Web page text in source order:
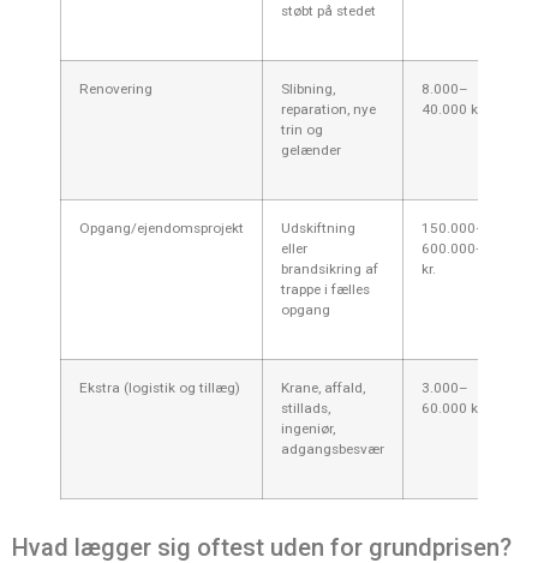
støbt på stedet
Renovering
Slibning,
reparation, nye
trin og
gelænder
8.000–
40.000 kr.
Opgang/ejendomsprojekt
Udskiftning
eller
brandsikring af
trappe i fælles
opgang
150.000–
600.000+
kr.
Ekstra (logistik og tillæg)
Krane, affald,
stillads,
ingeniør,
adgangsbesvær
3.000–
60.000 kr.
Hvad lægger sig oftest uden for grundprisen?